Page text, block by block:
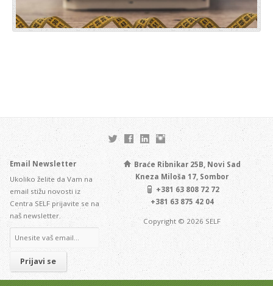
Email Newsletter
Ukoliko želite da Vam na
email stižu novosti iz
Centra SELF prijavite se na
naš newsletter.
Braće Ribnikar 25B, Novi Sad
Kneza Miloša 17, Sombor
+381 63 808 72 72
+381 63 875 42 04
Copyright © 2026 SELF